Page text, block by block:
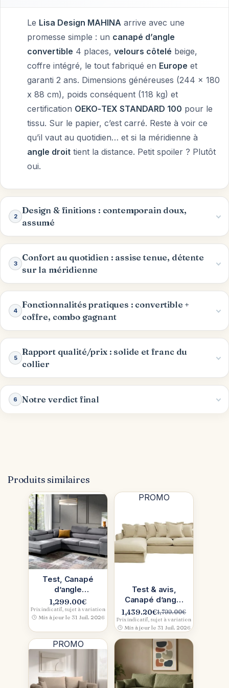
Le Lisa Design MAHINA arrive avec une
promesse simple : un canapé d’angle
convertible 4 places, velours côtelé beige,
coffre intégré, le tout fabriqué en Europe et
garanti 2 ans. Dimensions généreuses (244 x 180
x 88 cm), poids conséquent (118 kg) et
certification OEKO‑TEX STANDARD 100 pour le
tissu. Sur le papier, c’est carré. Reste à voir ce
qu’il vaut au quotidien… et si la méridienne à
angle droit tient la distance. Petit spoiler ? Plutôt
oui.
2
Design & finitions : contemporain doux,
assumé
3
Confort au quotidien : assise tenue, détente
sur la méridienne
4
Fonctionnalités pratiques : convertible +
coffre, combo gagnant
5
Rapport qualité/prix : solide et franc du
collier
6 Notre verdict final
Produits similaires
Test, Canapé
d’angle
convertible
gauche Wilson
4 places en
velours
1,299.00€
Prix indicatif, sujet à variation
Mis à jour le 31 Juil. 2026
PROMO
Test & avis,
Canapé d’angle
gauche 6
places
BARCELONE en
lin lavé
1,799.00€
Le
prix
initial
était :
1,799.00€.
1,439.20€
Le
prix
actuel
est :
1,439.20€.
Prix indicatif, sujet à variation
Mis à jour le 31 Juil. 2026
PROMO